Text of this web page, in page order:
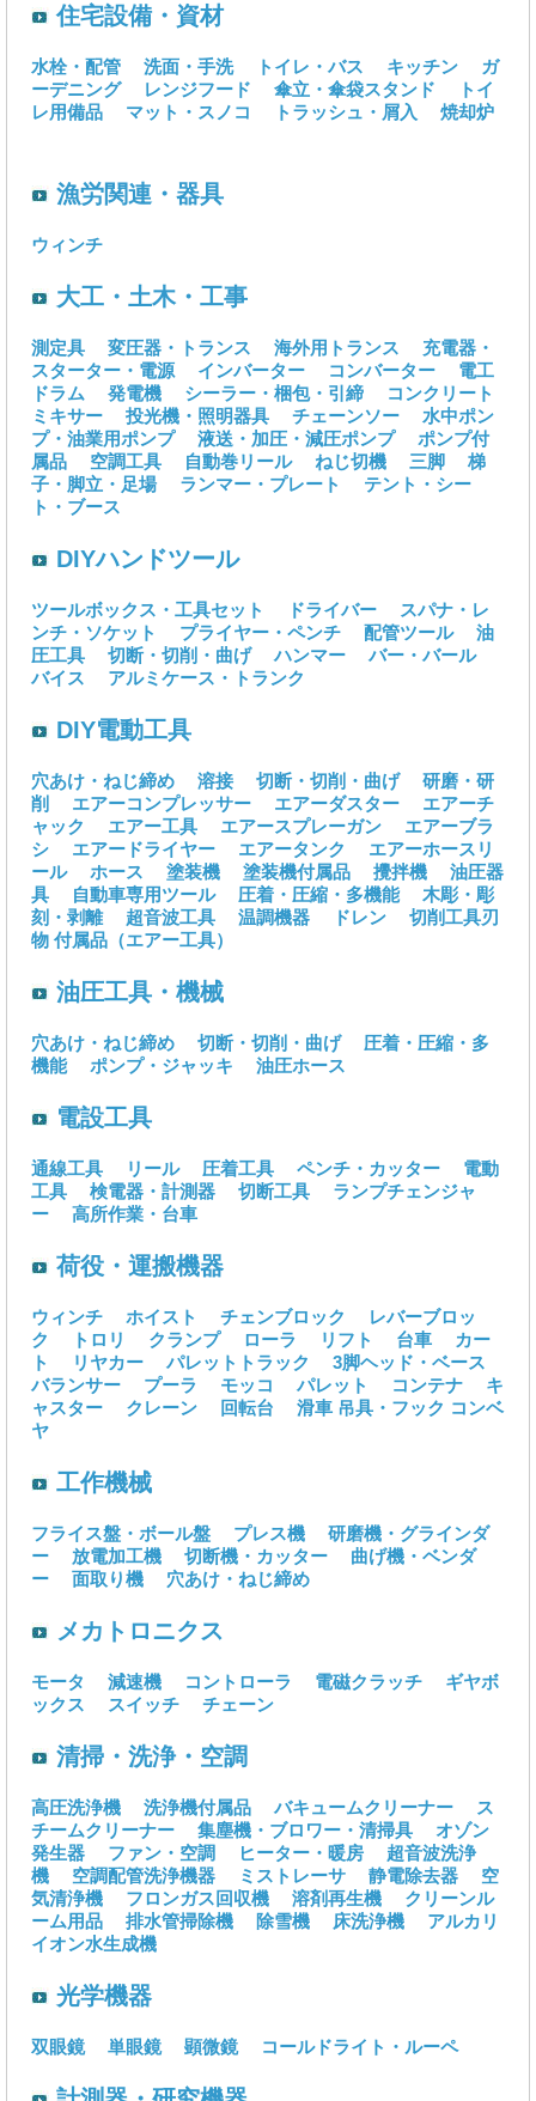
住宅設備・資材
水栓・配管 洗面・手洗 トイレ・バス キッチン
ガ
ーデニング
レンジフード 傘立・傘袋スタンド
トイ
レ用備品
マット・スノコ トラッシュ・屑入 焼却炉
漁労関連・器具
ウィンチ
大工・土木・工事
測定具 変圧器・トランス 海外用トランス
充電器・
スターター・電源
インバーター コンバーター
電工
ドラム
発電機 シーラー・梱包・引締
コンクリート
ミキサー
投光機・照明器具 チェーンソー
水中ポン
プ・油業用ポンプ
液送・加圧・減圧ポンプ
ポンプ付
属品
空調工具 自動巻リール ねじ切機 三脚
梯
子・脚立・足場
ランマー・プレート
テント・シー
ト・ブース
DIYハンドツール
ツールボックス・工具セット ドライバー
スパナ・レ
ンチ・ソケット
プライヤー・ペンチ 配管ツール
油
圧工具
切断・切削・曲げ ハンマー
バー・バール
バイス
アルミケース・トランク
DIY電動工具
穴あけ・ねじ締め 溶接 切断・切削・曲げ
研磨・研
削
エアーコンプレッサー エアーダスター
エアーチ
ャック
エアー工具 エアースプレーガン
エアーブラ
シ
エアードライヤー エアータンク
エアーホースリ
ール
ホース 塗装機 塗装機付属品 攪拌機
油圧器
具
自動車専用ツール 圧着・圧縮・多機能
木彫・彫
刻・剥離
超音波工具 温調機器 ドレン
切削工具刃
物 付属品（エアー工具）
油圧工具・機械
穴あけ・ねじ締め 切断・切削・曲げ
圧着・圧縮・多
機能
ポンプ・ジャッキ 油圧ホース
電設工具
通線工具 リール 圧着工具 ペンチ・カッター
電動
工具
検電器・計測器 切断工具
ランプチェンジャ
ー
高所作業・台車
荷役・運搬機器
ウィンチ ホイスト チェンブロック
レバーブロッ
ク
トロリ クランプ ローラ リフト 台車
カー
ト
リヤカー パレットトラック
3脚ヘッド・ベース
バランサー
プーラ モッコ パレット コンテナ
キ
ャスター
クレーン 回転台 滑車 吊具・フック コンベ
ヤ
工作機械
フライス盤・ボール盤 プレス機
研磨機・グラインダ
ー
放電加工機 切断機・カッター
曲げ機・ベンダ
ー
面取り機 穴あけ・ねじ締め
メカトロニクス
モータ 減速機 コントローラ 電磁クラッチ
ギヤボ
ックス
スイッチ チェーン
清掃・洗浄・空調
高圧洗浄機 洗浄機付属品 バキュームクリーナー
ス
チームクリーナー
集塵機・ブロワー・清掃具
オゾン
発生器
ファン・空調 ヒーター・暖房
超音波洗浄
機
空調配管洗浄機器 ミストレーサ 静電除去器
空
気清浄機
フロンガス回収機 溶剤再生機
クリーンル
ーム用品
排水管掃除機 除雪機 床洗浄機
アルカリ
イオン水生成機
光学機器
双眼鏡 単眼鏡 顕微鏡 コールドライト・ルーペ